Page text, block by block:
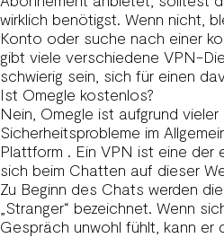
wirklich benötigst. Wenn nicht,
Konto oder suche nach einer
gibt viele verschiedene VPN-
schwierig sein, sich für einen
Ist Omegle kostenlos?
Nein, Omegle ist aufgrund
Sicherheitsprobleme im
Plattform . Ein VPN ist eine der
sich beim Chatten auf dieser
Zu Beginn des Chats werden die
„Stranger“ bezeichnet. Wenn
Gespräch unwohl fühlt, kann er